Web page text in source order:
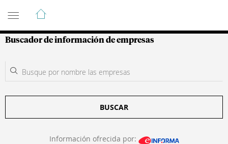
Guía de Empresas Colombianas
Buscador de información de empresas
BUSCAR
Información ofrecida por: